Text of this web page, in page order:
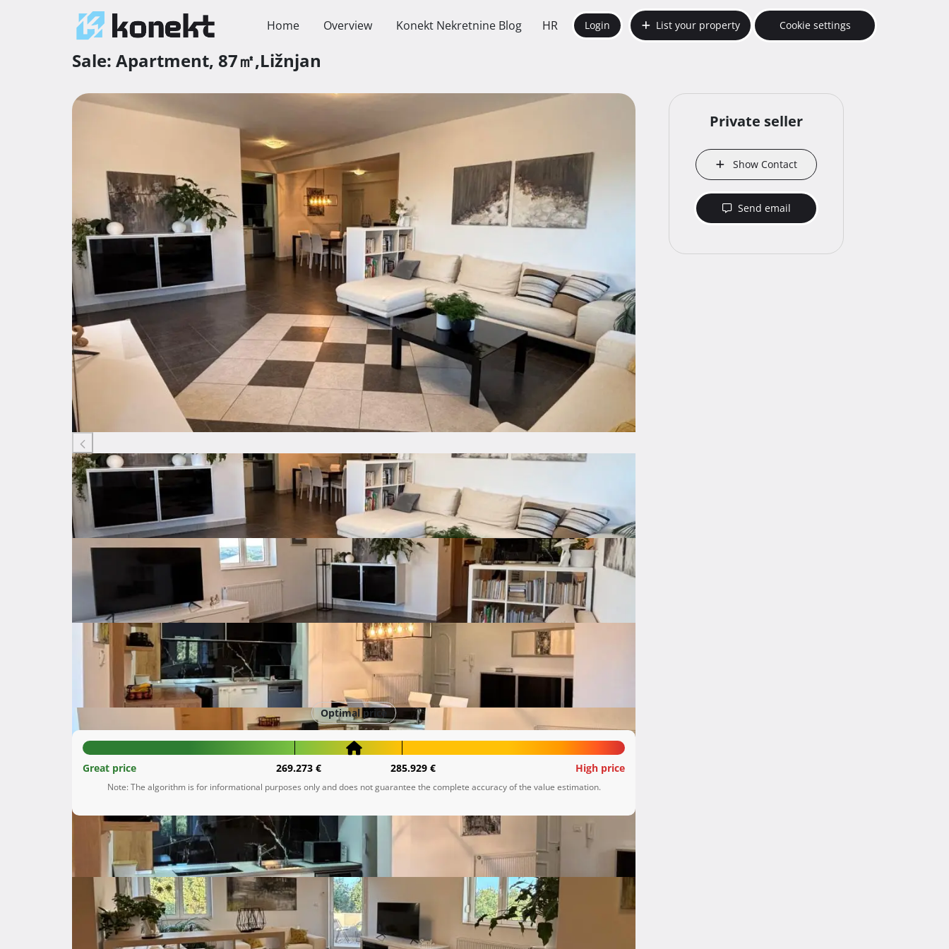
Home Overview Konekt Nekretnine Blog HR Login List your property Cookie settings
Sale: Apartment, 87㎡,Ližnjan
Listing ID: 31538973
Ližnjan
Istarska županija
270.000 €
Optimal price
Great price 269.273 € 285.929 € High price
Note: The algorithm is for informational purposes only and does not guarantee the complete accuracy of the value estimation.
Description
Opis oglasa
Prodajem svoj stan u Ližnjanu - moderan, prostran stan (87,48 m²) s dvije spavaće sobe. Na drugom,
zadnjem katu, s pogledom na more. Balkon se proteže na obje strane stana. Osigurano parkirno mjesto.
Što čini ovaj stan posebnim:
Private seller
Show Contact
Send email